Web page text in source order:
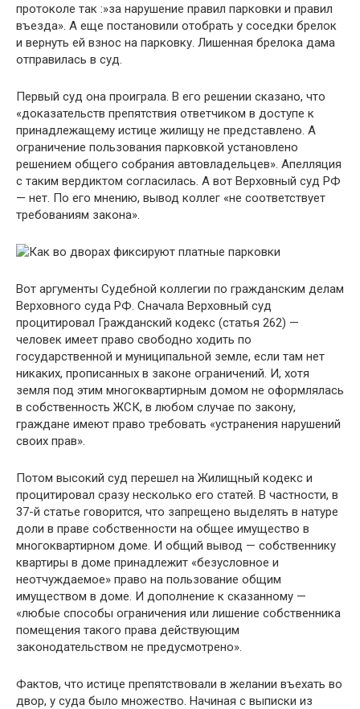
протоколе так :»за нарушение правил парковки и правил
въезда». А еще постановили отобрать у соседки брелок
и вернуть ей взнос на парковку. Лишенная брелока дама
отправилась в суд.
Первый суд она проиграла. В его решении сказано, что
«доказательств препятствия ответчиком в доступе к
принадлежащему истице жилищу не представлено. А
ограничение пользования парковкой установлено
решением общего собрания автовладельцев». Апелляция
с таким вердиктом согласилась. А вот Верховный суд РФ
— нет. По его мнению, вывод коллег «не соответствует
требованиям закона».
Вот аргументы Судебной коллегии по гражданским делам
Верховного суда РФ. Сначала Верховный суд
процитировал Гражданский кодекс (статья 262) —
человек имеет право свободно ходить по
государственной и муниципальной земле, если там нет
никаких, прописанных в законе ограничений. И, хотя
земля под этим многоквартирным домом не оформлялась
в собственность ЖСК, в любом случае по закону,
граждане имеют право требовать «устранения нарушений
своих прав».
Потом высокий суд перешел на Жилищный кодекс и
процитировал сразу несколько его статей. В частности, в
37-й статье говорится, что запрещено выделять в натуре
доли в праве собственности на общее имущество в
многоквартирном доме. И общий вывод — собственнику
квартиры в доме принадлежит «безусловное и
неотчуждаемое» право на пользование общим
имуществом в доме. И дополнение к сказанному —
«любые способы ограничения или лишение собственника
помещения такого права действующим
законодательством не предусмотрено».
Фактов, что истице препятствовали в желании въехать во
двор, у суда было множество. Начиная с выписки из